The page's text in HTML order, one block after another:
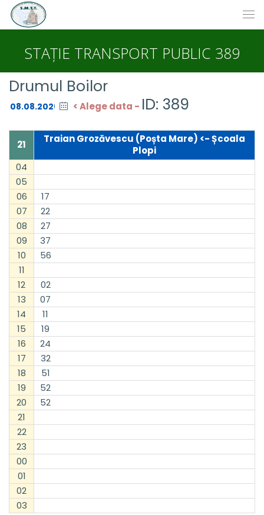
STAȚIE TRANSPORT PUBLIC 389
Drumul Boilor
< Alege data - ID: 389
21
Traian Grozăvescu (Poșta Mare) <- Școala
Plopi
04
05
06
17
07
22
08
27
09
37
10
56
11
12
02
13
07
14
11
15
19
16
24
17
32
18
51
19
52
20
52
21
22
23
00
01
02
03